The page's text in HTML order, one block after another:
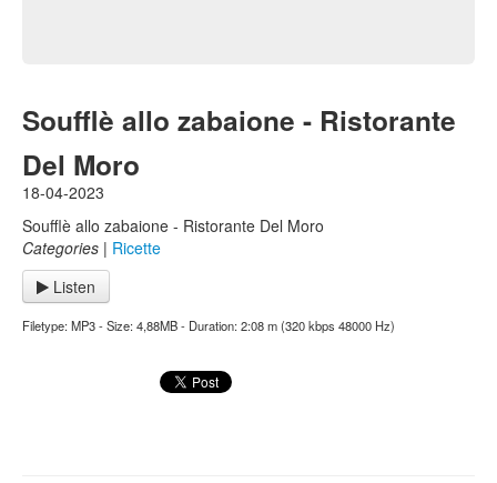
Soufflè allo zabaione - Ristorante
Del Moro
18-04-2023
Soufflè allo zabaione - Ristorante Del Moro
Categories | Ricette
Listen
Filetype: MP3 - Size: 4,88MB - Duration: 2:08 m (320 kbps 48000 Hz)